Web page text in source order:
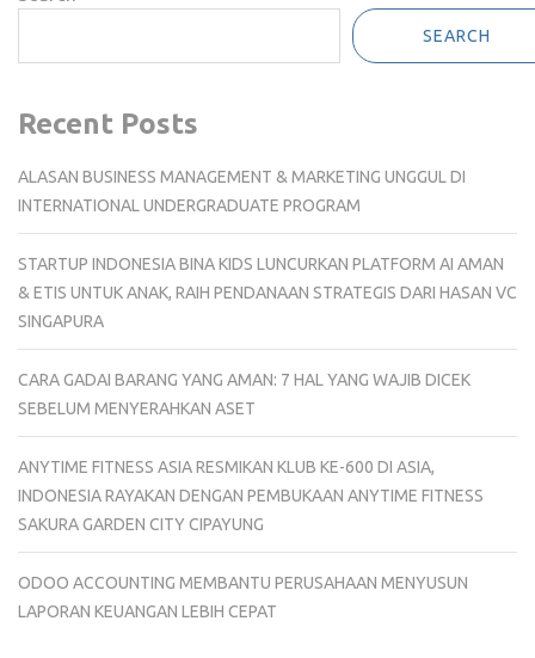
SEARCH
Recent Posts
ALASAN BUSINESS MANAGEMENT & MARKETING UNGGUL DI
INTERNATIONAL UNDERGRADUATE PROGRAM
STARTUP INDONESIA BINA KIDS LUNCURKAN PLATFORM AI AMAN
& ETIS UNTUK ANAK, RAIH PENDANAAN STRATEGIS DARI HASAN VC
SINGAPURA
CARA GADAI BARANG YANG AMAN: 7 HAL YANG WAJIB DICEK
SEBELUM MENYERAHKAN ASET
ANYTIME FITNESS ASIA RESMIKAN KLUB KE-600 DI ASIA,
INDONESIA RAYAKAN DENGAN PEMBUKAAN ANYTIME FITNESS
SAKURA GARDEN CITY CIPAYUNG
ODOO ACCOUNTING MEMBANTU PERUSAHAAN MENYUSUN
LAPORAN KEUANGAN LEBIH CEPAT